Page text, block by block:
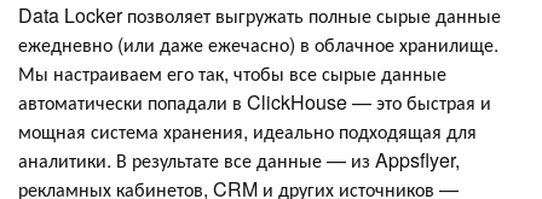
Data Locker позволяет выгружать полные сырые данные
ежедневно (или даже ежечасно) в облачное хранилище.
Мы настраиваем его так, чтобы все сырые данные
автоматически попадали в ClickHouse — это быстрая и
мощная система хранения, идеально подходящая для
аналитики. В результате все данные — из Appsflyer,
рекламных кабинетов, CRM и других источников —